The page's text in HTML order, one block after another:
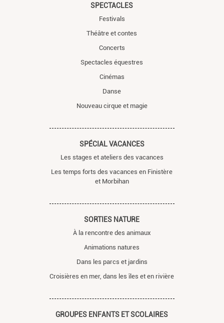
SPECTACLES
Festivals
Théâtre et contes
Concerts
Spectacles équestres
Cinémas
Danse
Nouveau cirque et magie
SPÉCIAL VACANCES
Les stages et ateliers des vacances
Les temps forts des vacances en Finistère
et Morbihan
SORTIES NATURE
À la rencontre des animaux
Animations natures
Dans les parcs et jardins
Croisières en mer, dans les îles et en rivière
GROUPES ENFANTS ET SCOLAIRES